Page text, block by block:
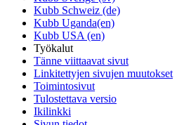
Kubb Schweiz (de)
Kubb Uganda(en)
Kubb USA (en)
Työkalut
Tänne viittaavat sivut
Linkitettyjen sivujen muutokset
Toimintosivut
Tulostettava versio
Ikilinkki